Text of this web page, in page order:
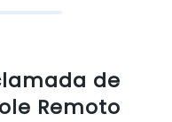
de
Remoto